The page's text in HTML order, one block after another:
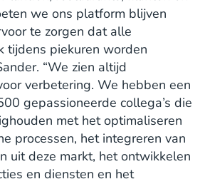
we ons platform blijven
te zorgen dat alle
tijdens piekuren worden
“We zien altijd
verbetering. We hebben een
gepassioneerde collega’s die
met het optimaliseren
processen, het integreren van
uit deze markt, het ontwikkelen
en diensten en het